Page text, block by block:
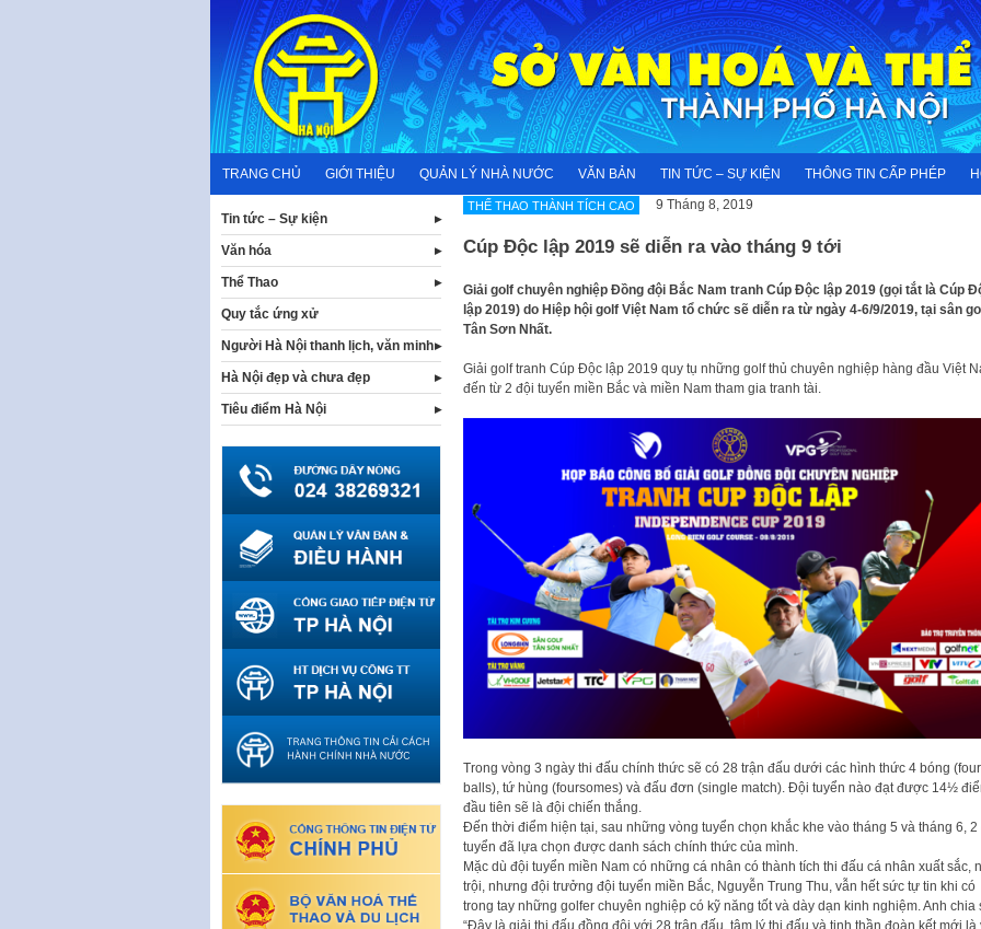
content
TRANG CHỦ GIỚI THIỆU QUẢN LÝ NHÀ NƯỚC VĂN BẢN TIN TỨC – SỰ KIỆN THÔNG TIN CẤP PHÉP
THẾ THAO THÀNH TÍCH CAO 9 Tháng 8, 2019
Cúp Độc lập 2019 sẽ diễn ra vào tháng 9 tới
Giải golf chuyên nghiệp Đồng đội Bắc Nam tranh Cúp Độc lập 2019 (gọi tắt là Cúp
lập 2019) do Hiệp hội golf Việt Nam tổ chức sẽ diễn ra từ ngày 4-6/9/2019, tại sân
Tân Sơn Nhất.
Giải golf tranh Cúp Độc lập 2019 quy tụ những golf thủ chuyên nghiệp hàng đầu Việt
đến từ 2 đội tuyển miền Bắc và miền Nam tham gia tranh tài.
Trong vòng 3 ngày thi đấu chính thức sẽ có 28 trận đấu dưới các hình thức 4 bóng (four
balls), tứ hùng (foursomes) và đấu đơn (single match). Đội tuyển nào đạt được 14½
đầu tiên sẽ là đội chiến thắng.
Đến thời điểm hiện tại, sau những vòng tuyển chọn khắc khe vào tháng 5 và tháng 6, 2
tuyển đã lựa chọn được danh sách chính thức của mình.
Mặc dù đội tuyển miền Nam có những cá nhân có thành tích thi đấu cá nhân xuất sắc,
trội, nhưng đội trưởng đội tuyển miền Bắc, Nguyễn Trung Thu, vẫn hết sức tự tin khi có
trong tay những golfer chuyên nghiệp có kỹ năng tốt và dày dạn kinh nghiệm. Anh chia
“Đây là giải thi đấu đồng đội với 28 trận đấu, tâm lý thi đấu và tinh thần đoàn kết mới là
Tin tức – Sự kiện
Văn hóa
Thể Thao
Quy tắc ứng xử
Người Hà Nội thanh lịch, văn minh
Hà Nội đẹp và chưa đẹp
Tiêu điểm Hà Nội